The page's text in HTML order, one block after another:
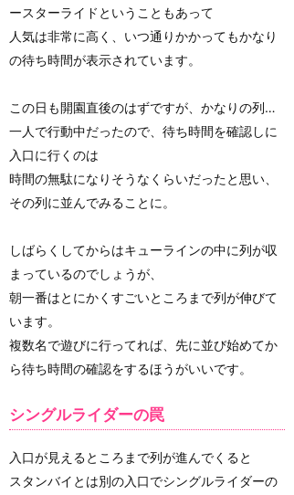
ースターライドということもあって
人気は非常に高く、いつ通りかかってもかなり
の待ち時間が表示されています。
この日も開園直後のはずですが、かなりの列…
一人で行動中だったので、待ち時間を確認しに
入口に行くのは
時間の無駄になりそうなくらいだったと思い、
その列に並んでみることに。
しばらくしてからはキューラインの中に列が収
まっているのでしょうが、
朝一番はとにかくすごいところまで列が伸びて
います。
複数名で遊びに行ってれば、先に並び始めてか
ら待ち時間の確認をするほうがいいです。
シングルライダーの罠
入口が見えるところまで列が進んでくると
スタンバイとは別の入口でシングルライダーの